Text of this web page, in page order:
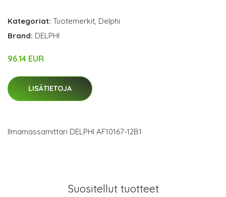
Kategoriat: Tuotemerkit, Delphi
Brand: DELPHI
96.14 EUR
LISÄTIETOJA
Ilmamassamittari DELPHI AF10167-12B1
Suositellut tuotteet